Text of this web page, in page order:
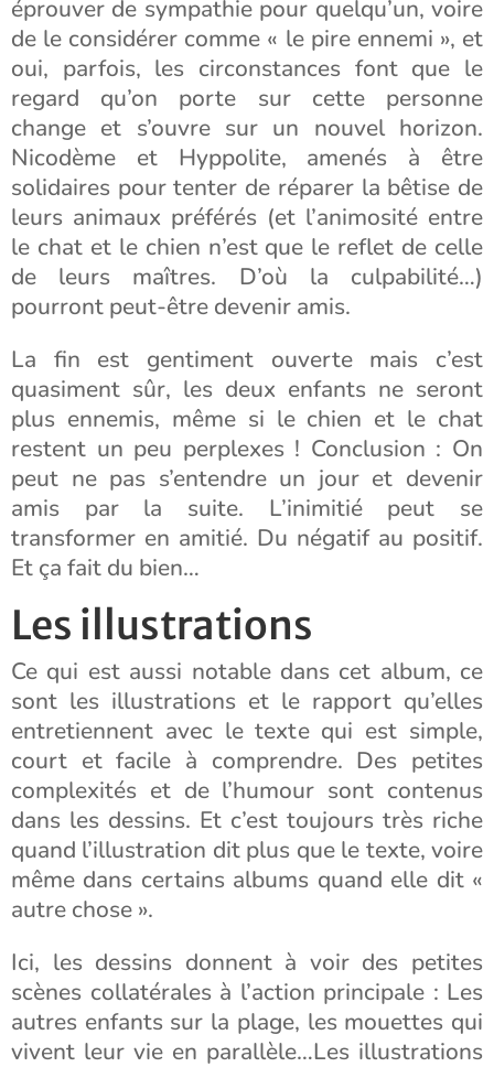
éprouver de sympathie pour quelqu’un, voire
de le considérer comme « le pire ennemi », et
oui, parfois, les circonstances font que le
regard qu’on porte sur cette personne
change et s’ouvre sur un nouvel horizon.
Nicodème et Hyppolite, amenés à être
solidaires pour tenter de réparer la bêtise de
leurs animaux préférés (et l’animosité entre
le chat et le chien n’est que le reflet de celle
de leurs maîtres. D’où la culpabilité…)
pourront peut-être devenir amis.
La fin est gentiment ouverte mais c’est
quasiment sûr, les deux enfants ne seront
plus ennemis, même si le chien et le chat
restent un peu perplexes ! Conclusion : On
peut ne pas s’entendre un jour et devenir
amis par la suite. L’inimitié peut se
transformer en amitié. Du négatif au positif.
Et ça fait du bien…
Les illustrations
Ce qui est aussi notable dans cet album, ce
sont les illustrations et le rapport qu’elles
entretiennent avec le texte qui est simple,
court et facile à comprendre. Des petites
complexités et de l’humour sont contenus
dans les dessins. Et c’est toujours très riche
quand l’illustration dit plus que le texte, voire
même dans certains albums quand elle dit «
autre chose ».
Ici, les dessins donnent à voir des petites
scènes collatérales à l’action principale : Les
autres enfants sur la plage, les mouettes qui
vivent leur vie en parallèle…Les illustrations